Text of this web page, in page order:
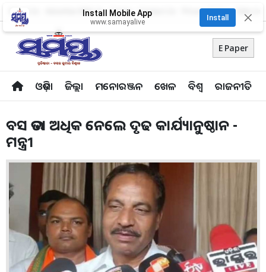
About Us Advertise With Us Career Contact Us Privacy Policy
E Paper
ଓଡ଼ିଶା ଜିଲ୍ଲା ମନୋରଞ୍ଜନ ଖେଳ ବିଶ୍ବ ରାଜନୀତି
Install Mobile App
www.samayalive
Install ✕
ବସ ଭଡା ଅଧିକ ନେଲେ ଦୃଢ କାର୍ଯ୍ୟାନୁଷ୍ଠାନ -
ମନ୍ତ୍ରୀ